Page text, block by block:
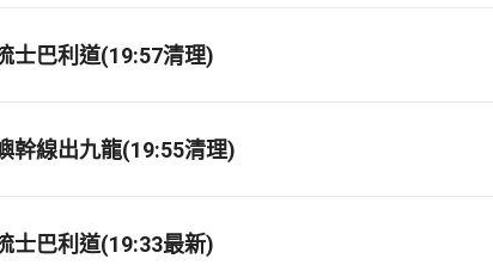
士巴利道(19:57清理)
幹線出九龍(19:55清理)
士巴利道(19:33最新)